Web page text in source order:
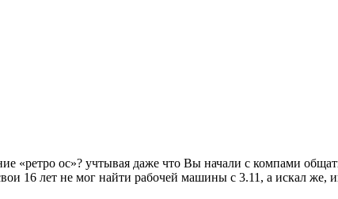
«ретро ос»? учтывая даже что Вы начали с компами
16 лет не мог найти рабочей машины с 3.11, а искал же,